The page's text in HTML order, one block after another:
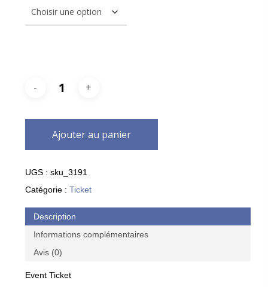
Ajouter au panier
UGS : sku_3191
Catégorie : Ticket
Description
Informations complémentaires
Avis (0)
Event Ticket